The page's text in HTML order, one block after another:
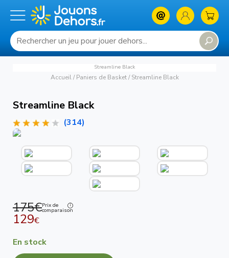
Streamline Black
Accueil/ Paniers de Basket/ Streamline Black
Streamline Black
(314)
175€Prix de
comparaison
129€
En stock